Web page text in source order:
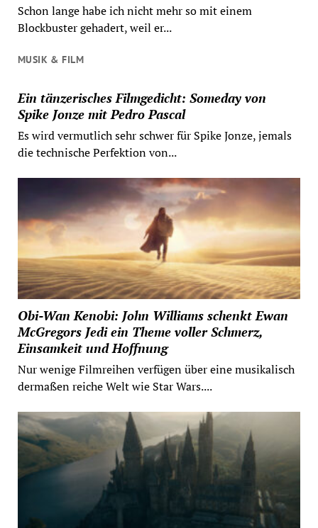
Schon lange habe ich nicht mehr so mit einem
Blockbuster gehadert, weil er...
MUSIK & FILM
Ein tänzerisches Filmgedicht: Someday von
Spike Jonze mit Pedro Pascal
Es wird vermutlich sehr schwer für Spike Jonze, jemals
die technische Perfektion von...
Obi-Wan Kenobi: John Williams schenkt Ewan
McGregors Jedi ein Theme voller Schmerz,
Einsamkeit und Hoffnung
Nur wenige Filmreihen verfügen über eine musikalisch
dermaßen reiche Welt wie Star Wars....